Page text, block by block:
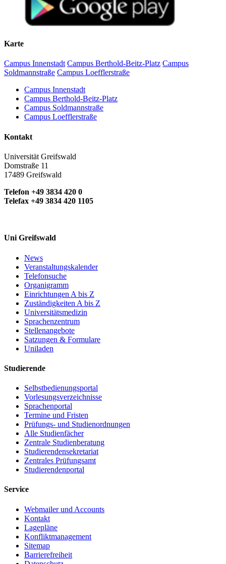
Karte
Campus Innenstadt Campus Berthold-Beitz-Platz Campus
Soldmannstraße Campus Loefflerstraße
Campus Innenstadt
Campus Berthold-Beitz-Platz
Campus Soldmannstraße
Campus Loefflerstraße
Kontakt
Universität Greifswald
Domstraße 11
17489 Greifswald
Telefon +49 3834 420 0
Telefax +49 3834 420 1105
Uni Greifswald
News
Veranstaltungskalender
Telefonsuche
Organigramm
Einrichtungen A bis Z
Zuständigkeiten A bis Z
Universitätsmedizin
Sprachenzentrum
Stellenangebote
Satzungen & Formulare
Uniladen
Studierende
Selbstbedienungsportal
Vorlesungsverzeichnisse
Sprachenportal
Termine und Fristen
Prüfungs- und Studienordnungen
Alle Studienfächer
Zentrale Studienberatung
Studierendensekretariat
Zentrales Prüfungsamt
Studierendenportal
Service
Webmailer und Accounts
Kontakt
Lagepläne
Konfliktmanagement
Sitemap
Barrierefreiheit